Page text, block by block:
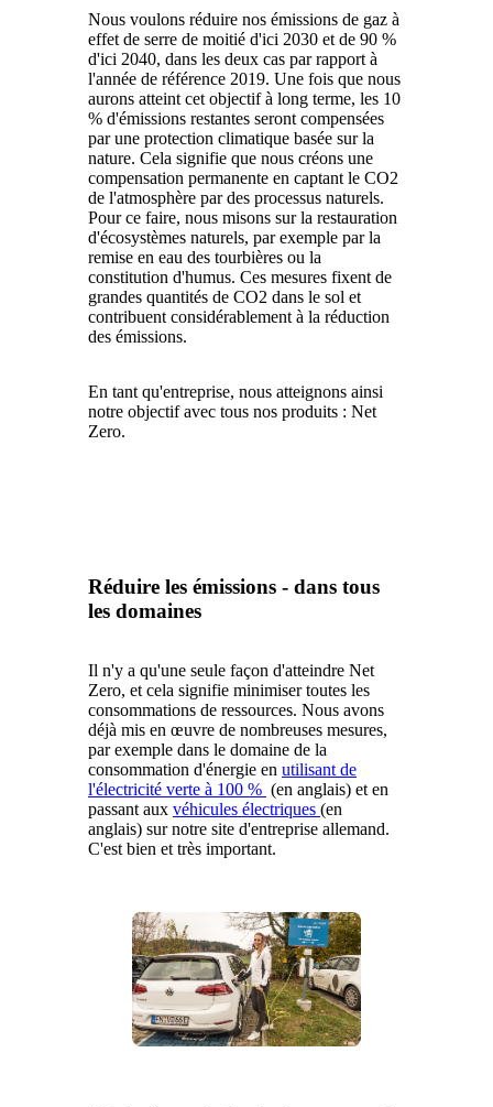
Nous voulons réduire nos émissions de gaz à
effet de serre de moitié d'ici 2030 et de 90 %
d'ici 2040, dans les deux cas par rapport à
l'année de référence 2019. Une fois que nous
aurons atteint cet objectif à long terme, les 10
% d'émissions restantes seront compensées
par une protection climatique basée sur la
nature. Cela signifie que nous créons une
compensation permanente en captant le CO2
de l'atmosphère par des processus naturels.
Pour ce faire, nous misons sur la restauration
d'écosystèmes naturels, par exemple par la
remise en eau des tourbières ou la
constitution d'humus. Ces mesures fixent de
grandes quantités de CO2 dans le sol et
contribuent considérablement à la réduction
des émissions.
En tant qu'entreprise, nous atteignons ainsi
notre objectif avec tous nos produits : Net
Zero.
Réduire les émissions - dans tous
les domaines
Il n'y a qu'une seule façon d'atteindre Net
Zero, et cela signifie minimiser toutes les
consommations de ressources. Nous avons
déjà mis en œuvre de nombreuses mesures,
par exemple dans le domaine de la
consommation d'énergie en utilisant de
l'électricité verte à 100 % (en anglais) et en
passant aux véhicules électriques (en
anglais) sur notre site d'entreprise allemand.
C'est bien et très important.